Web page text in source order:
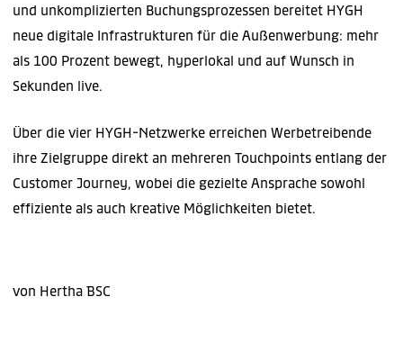
und unkomplizierten Buchungsprozessen bereitet HYGH
neue digitale Infrastrukturen für die Außenwerbung: mehr
als 100 Prozent bewegt, hyperlokal und auf Wunsch in
Sekunden live.
Über die vier HYGH-Netzwerke erreichen Werbetreibende
ihre Zielgruppe direkt an mehreren Touchpoints entlang der
Customer Journey, wobei die gezielte Ansprache sowohl
effiziente als auch kreative Möglichkeiten bietet.
von Hertha BSC